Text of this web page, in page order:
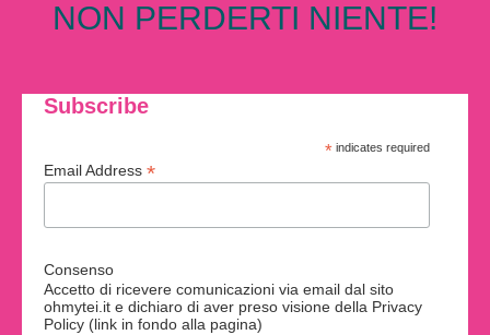
NON PERDERTI NIENTE!
Subscribe
* indicates required
Email Address *
Consenso
Accetto di ricevere comunicazioni via email dal sito
ohmytei.it e dichiaro di aver preso visione della Privacy
Policy (link in fondo alla pagina)